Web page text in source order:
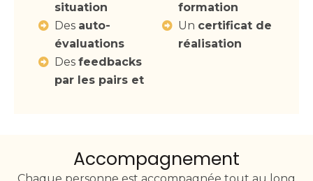
situation
Des auto-
évaluations
Des feedbacks
par les pairs et
formation
Un certificat de
réalisation
Accompagnement